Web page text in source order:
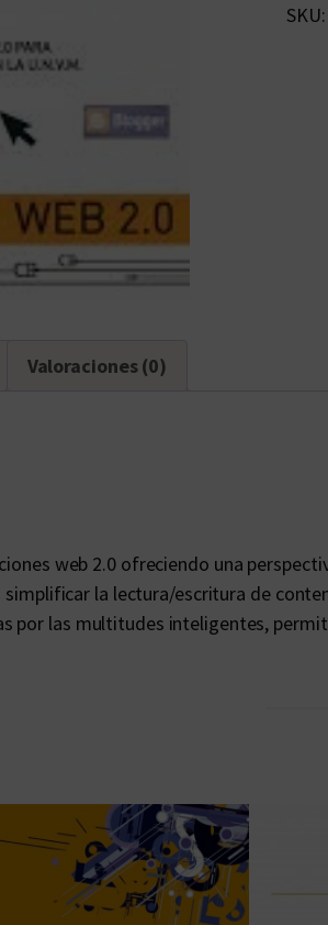
SKU:
Valoraciones (0)
web 2.0 ofreciendo una
la lectura/escritura de
por las multitudes inteligentes,